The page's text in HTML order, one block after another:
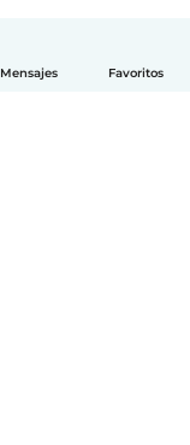
Mensajes Favoritos